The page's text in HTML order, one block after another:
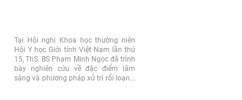
Tại Hội nghị Khoa học thường niên
Hội Y học Giới tính Việt Nam lần thứ
15, ThS. BS Phạm Minh Ngọc đã trình
bày nghiên cứu về đặc điểm lâm
sàng và phương pháp xử trí rối loạn...